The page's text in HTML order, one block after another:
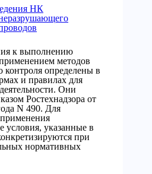
НК
к выполнению
методов
определены в
и правилах для
Они
Ростехнадзора от
N 490. Для
условия, указанные в
при
нормативных